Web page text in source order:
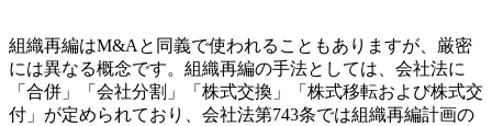
組織再編はM&Aと同義で使われることもありますが、厳密
には異なる概念です。組織再編の手法としては、会社法に
「合併」「会社分割」「株式交換」「株式移転および株式交
付」が定められており、会社法第743条では組織再編計画の